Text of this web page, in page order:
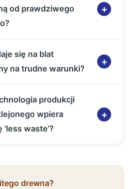
od prawdziwego
się na blat
na trudne warunki?
produkcji
wpiera
'less waste’?
drewna?